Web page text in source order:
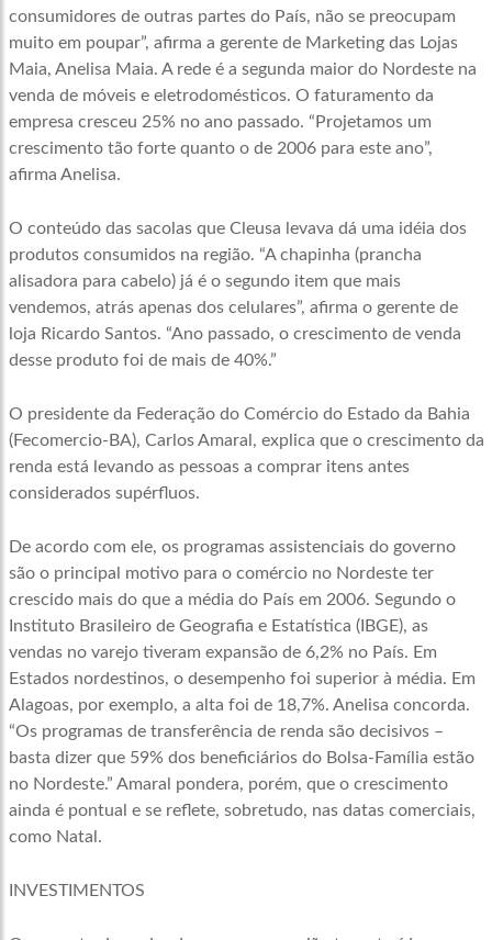
consumidores de outras partes do País, não se preocupam
muito em poupar”, afirma a gerente de Marketing das Lojas
Maia, Anelisa Maia. A rede é a segunda maior do Nordeste na
venda de móveis e eletrodomésticos. O faturamento da
empresa cresceu 25% no ano passado. “Projetamos um
crescimento tão forte quanto o de 2006 para este ano”,
afirma Anelisa.
O conteúdo das sacolas que Cleusa levava dá uma idéia dos
produtos consumidos na região. “A chapinha (prancha
alisadora para cabelo) já é o segundo item que mais
vendemos, atrás apenas dos celulares”, afirma o gerente de
loja Ricardo Santos. “Ano passado, o crescimento de venda
desse produto foi de mais de 40%.”
O presidente da Federação do Comércio do Estado da Bahia
(Fecomercio-BA), Carlos Amaral, explica que o crescimento da
renda está levando as pessoas a comprar itens antes
considerados supérfluos.
De acordo com ele, os programas assistenciais do governo
são o principal motivo para o comércio no Nordeste ter
crescido mais do que a média do País em 2006. Segundo o
Instituto Brasileiro de Geografia e Estatística (IBGE), as
vendas no varejo tiveram expansão de 6,2% no País. Em
Estados nordestinos, o desempenho foi superior à média. Em
Alagoas, por exemplo, a alta foi de 18,7%. Anelisa concorda.
“Os programas de transferência de renda são decisivos –
basta dizer que 59% dos beneficiários do Bolsa-Família estão
no Nordeste.” Amaral pondera, porém, que o crescimento
ainda é pontual e se reflete, sobretudo, nas datas comerciais,
como Natal.
INVESTIMENTOS